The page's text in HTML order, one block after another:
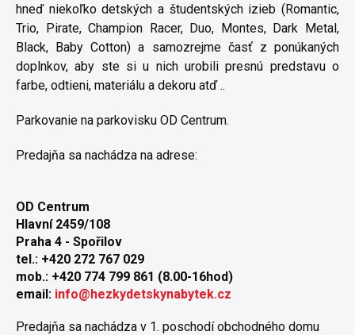
hneď niekoľko detských a študentských izieb (Romantic,
Trio, Pirate, Champion Racer, Duo, Montes, Dark Metal,
Black, Baby Cotton) a samozrejme časť z ponúkaných
doplnkov, aby ste si u nich urobili presnú predstavu o
farbe, odtieni, materiálu a dekoru atď ..
Parkovanie na parkovisku OD Centrum.
Predajňa sa nachádza na adrese:
OD Centrum
Hlavní 2459/108
Praha 4 - Spořilov
tel.: +420 272 767 029
mob.: +420 774 799 861 (8.00-16hod)
email: info@hezkydetskynabytek.cz
Predajňa sa nachádza v 1. poschodí obchodného domu